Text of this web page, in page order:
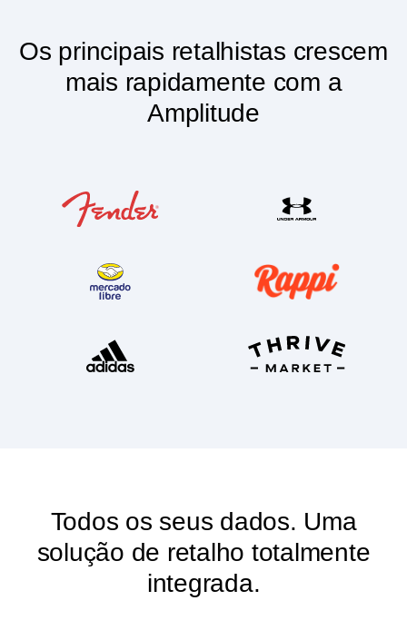
Os principais retalhistas crescem
mais rapidamente com a
Amplitude
Todos os seus dados. Uma
solução de retalho totalmente
integrada.